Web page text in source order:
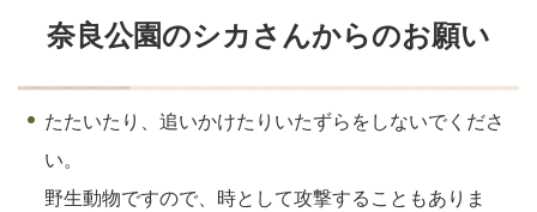
奈良公園のシカさんからのお願い
たたいたり、追いかけたりいたずらをしないでくださ
い。
野生動物ですので、時として攻撃することもありま